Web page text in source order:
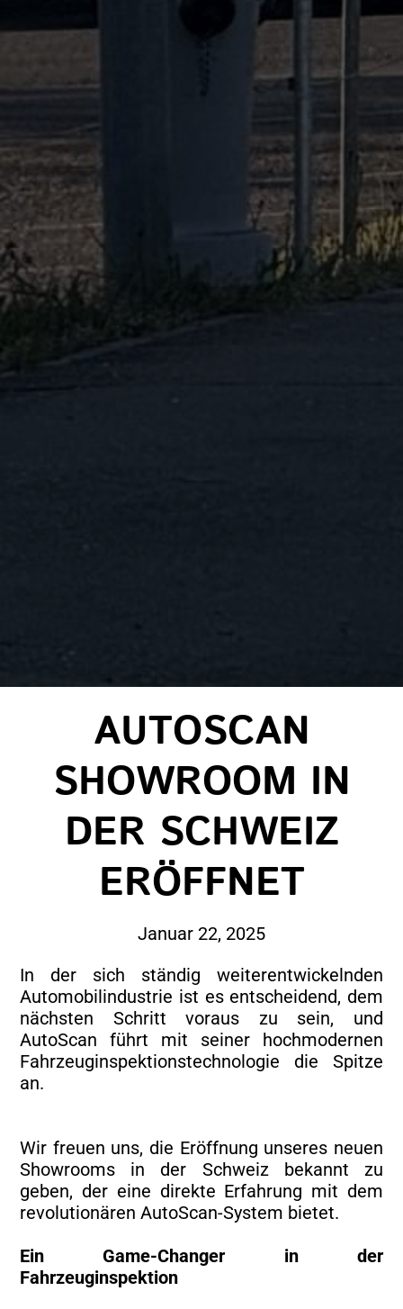
AUTOSCAN
SHOWROOM IN
DER SCHWEIZ
ERÖFFNET
Januar 22, 2025
In der sich ständig weiterentwickelnden
Automobilindustrie ist es entscheidend, dem
nächsten Schritt voraus zu sein, und
AutoScan führt mit seiner hochmodernen
Fahrzeuginspektionstechnologie die Spitze
an.
Wir freuen uns, die Eröffnung unseres neuen
Showrooms in der Schweiz bekannt zu
geben, der eine direkte Erfahrung mit dem
revolutionären AutoScan-System bietet.
Ein Game-Changer in der
Fahrzeuginspektion